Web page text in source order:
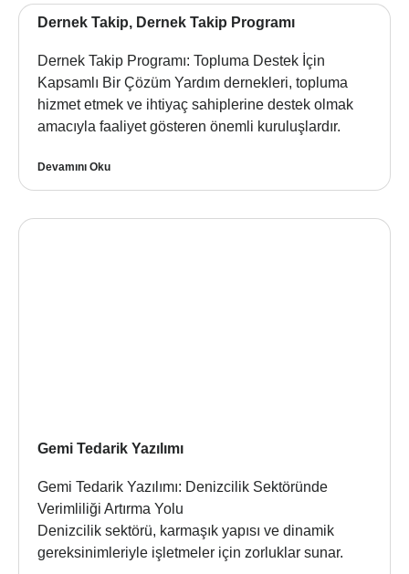
Dernek Takip, Dernek Takip Programı
Dernek Takip Programı: Topluma Destek İçin
Kapsamlı Bir Çözüm Yardım dernekleri, topluma
hizmet etmek ve ihtiyaç sahiplerine destek olmak
amacıyla faaliyet gösteren önemli kuruluşlardır.
Devamını Oku
Gemi Tedarik Yazılımı
Gemi Tedarik Yazılımı: Denizcilik Sektöründe
Verimliliği Artırma Yolu
Denizcilik sektörü, karmaşık yapısı ve dinamik
gereksinimleriyle işletmeler için zorluklar sunar.